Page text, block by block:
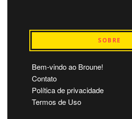
SOBRE
Bem-vindo ao Broune!
Contato
Política de privacidade
Termos de Uso